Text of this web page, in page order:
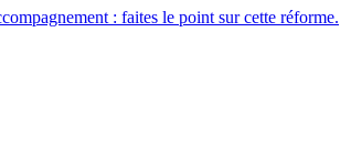
: faites le point sur cette réforme.